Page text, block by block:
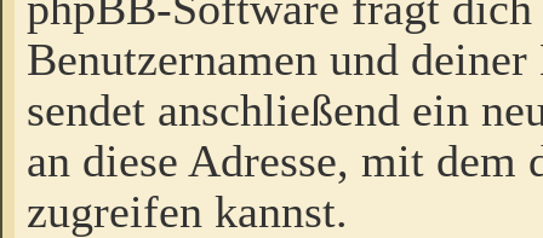
Benutzernamen und
sendet anschließend ein
an diese Adresse, mit dem
zugreifen kannst.